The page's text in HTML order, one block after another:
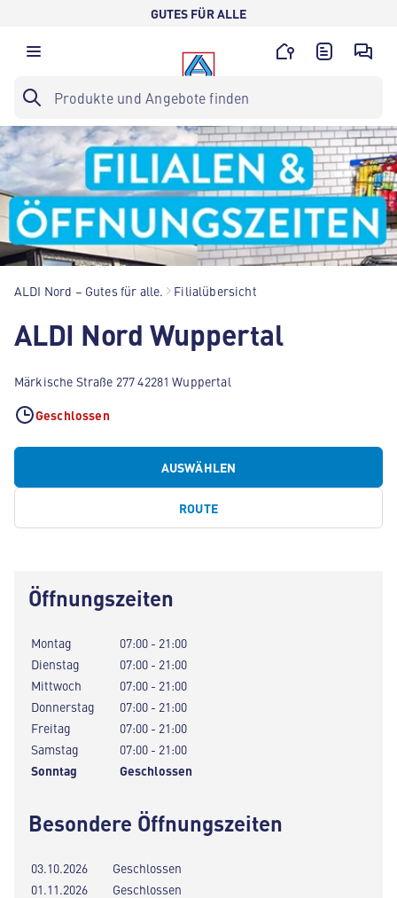
GUTES FÜR ALLE
ALDI Nord – Gutes für alle. Filialübersicht
ALDI Nord Wuppertal
Märkische Straße 277 42281 Wuppertal
Geschlossen
AUSWÄHLEN
ROUTE
Öffnungszeiten
Montag
07:00 - 21:00
Dienstag
07:00 - 21:00
Mittwoch
07:00 - 21:00
Donnerstag
07:00 - 21:00
Freitag
07:00 - 21:00
Samstag
07:00 - 21:00
Sonntag
Geschlossen
Besondere Öffnungszeiten
03.10.2026
Geschlossen
01.11.2026
Geschlossen